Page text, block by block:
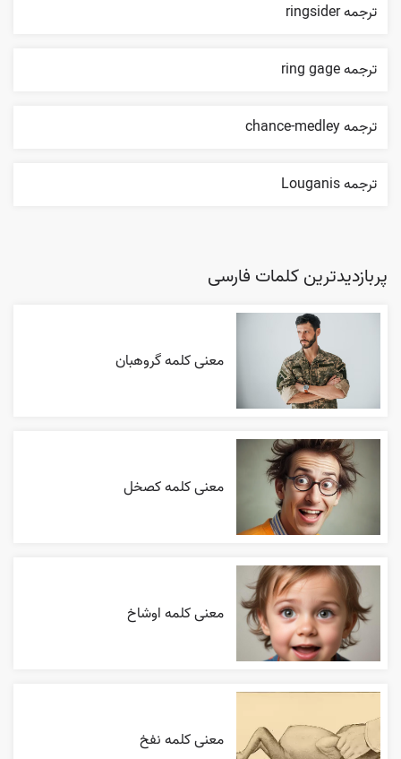
ترجمه ringsider
ترجمه ring gage
ترجمه chance-medley
ترجمه Louganis
پربازدیدترین کلمات فارسی
معنی کلمه گروهبان
معنی کلمه کصخل
معنی کلمه اوشاخ
معنی کلمه نفخ